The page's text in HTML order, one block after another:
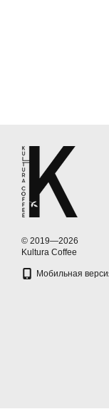
© 2019—2026
Kultura Coffee
Мобильная